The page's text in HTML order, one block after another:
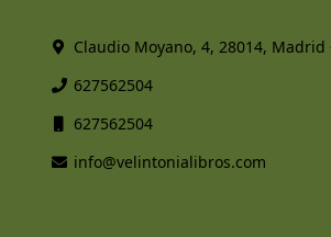
Claudio Moyano, 4, 28014,
627562504
627562504
info@velintonialibros.com